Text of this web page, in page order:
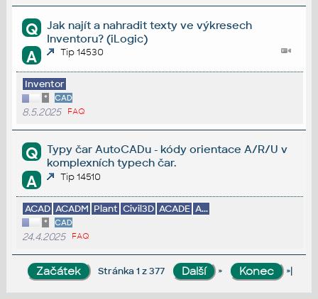
Q
Jak najít a nahradit texty ve výkresech
Inventoru? (iLogic)
A Tip 14530
Inventor
* CAD
8.5.2025 FAQ
Q
Typy čar AutoCADu - kódy orientace A/R/U v
komplexních typech čar.
A Tip 14510
ACAD ACADM Plant Civil3D ACADE A...
* CAD
24.4.2025 FAQ
Stránka 1 z 377 » »|